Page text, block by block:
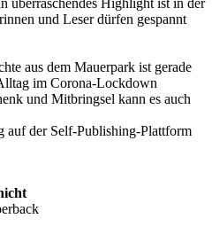
überraschendes Highlight ist in der
und Leser dürfen gespannt
aus dem Mauerpark ist gerade
im Corona-Lockdown
und Mitbringsel kann es auch
auf der Self-Publishing-Plattform